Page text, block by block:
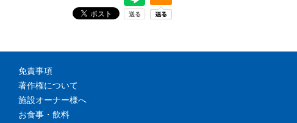
免責事項
著作権について
施設オーナー様へ
お食事・飲料